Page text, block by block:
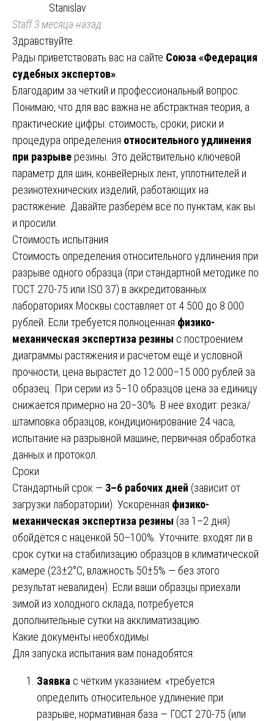
Stanislav
Staff3 месяца назад
Здравствуйте.
Рады приветствовать вас на сайте Союза «Федерация
судебных экспертов»
Благодарим за чёткий и профессиональный вопрос.
Понимаю, что для вас важна не абстрактная теория, а
практические цифры: стоимость, сроки, риски и
процедура определения относительного удлинения
при разрыве резины. Это действительно ключевой
параметр для шин, конвейерных лент, уплотнителей и
резинотехнических изделий, работающих на
растяжение. Давайте разберём всё по пунктам, как вы
и просили.
Стоимость испытания
Стоимость определения относительного удлинения при
разрыве одного образца (при стандартной методике по
ГОСТ 270-75 или ISO 37) в аккредитованных
лабораториях Москвы составляет от 4 500 до 8 000
рублей. Если требуется полноценная физико-
механическая экспертиза резины с построением
диаграммы растяжения и расчётом ещё и условной
прочности, цена вырастет до 12 000–15 000 рублей за
образец. При серии из 5–10 образцов цена за единицу
снижается примерно на 20–30%. В неё входит: резка/
штамповка образцов, кондиционирование 24 часа,
испытание на разрывной машине, первичная обработка
данных и протокол.
Сроки
Стандартный срок — 3–6 рабочих дней (зависит от
загрузки лаборатории). Ускоренная физико-
механическая экспертиза резины (за 1–2 дня)
обойдётся с наценкой 50–100%. Уточните: входят ли в
срок сутки на стабилизацию образцов в климатической
камере (23±2°C, влажность 50±5% — без этого
результат невалиден). Если ваши образцы приехали
зимой из холодного склада, потребуется
дополнительные сутки на акклиматизацию.
Какие документы необходимы
Для запуска испытания вам понадобятся:
Заявка с чётким указанием: «требуется
определить относительное удлинение при
разрыве, нормативная база — ГОСТ 270-75 (или